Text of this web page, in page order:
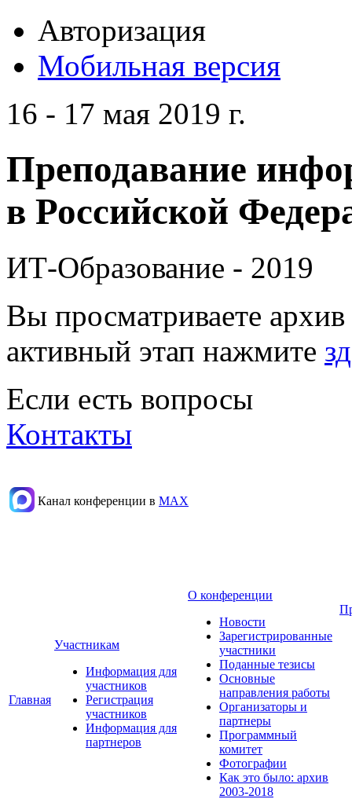
Авторизация
Мобильная версия
16 - 17 мая 2019 г.
Преподавание
в Российской
ИТ-Образование - 2019
Вы просматриваете
активный этап нажмите
Если есть вопросы
Контакты
Канал конференции в МАХ
Главная
Участникам
Информация для
участников
Регистрация
участников
Информация для
партнеров
О конференции
Новости
Зарегистрированные
участники
Поданные тезисы
Основные
направления работы
Организаторы и
партнеры
Программный
комитет
Фотографии
Как это было: архив
2003-2018